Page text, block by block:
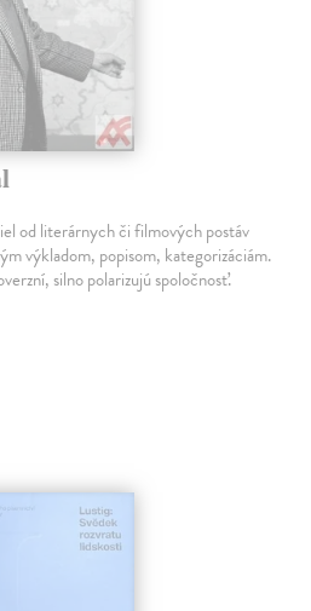
od literárnych či filmových postáv
výkladom, popisom, kategorizáciám.
silno polarizujú spoločnosť.